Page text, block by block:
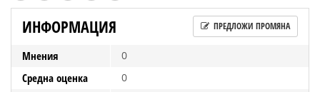
ИНФОРМАЦИЯ ПРЕДЛОЖИ ПРОМЯНА
Мнения 0
Средна оценка 0